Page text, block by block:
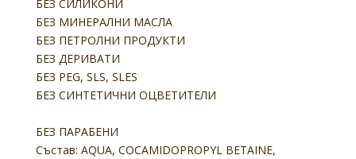
БЕЗ СИЛИКОНИ
БЕЗ МИНЕРАЛНИ МАСЛА
БЕЗ ПЕТРОЛНИ ПРОДУКТИ
БЕЗ ДЕРИВАТИ
БЕЗ PEG, SLS, SLES
БЕЗ СИНТЕТИЧНИ ОЦВЕТИТЕЛИ
БЕЗ ПАРАБЕНИ
Състав: AQUA, COCAMIDOPROPYL BETAINE,